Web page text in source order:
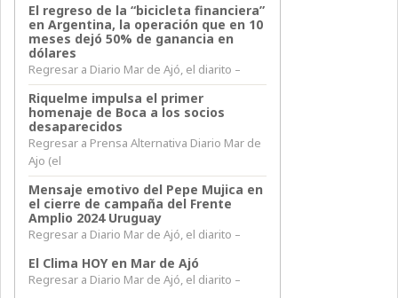
El regreso de la “bicicleta financiera”
en Argentina, la operación que en 10
meses dejó 50% de ganancia en
dólares
Regresar a Diario Mar de Ajó, el diarito –
Riquelme impulsa el primer
homenaje de Boca a los socios
desaparecidos
Regresar a Prensa Alternativa Diario Mar de
Ajo (el
Mensaje emotivo del Pepe Mujica en
el cierre de campaña del Frente
Amplio 2024 Uruguay
Regresar a Diario Mar de Ajó, el diarito –
El Clima HOY en Mar de Ajó
Regresar a Diario Mar de Ajó, el diarito –